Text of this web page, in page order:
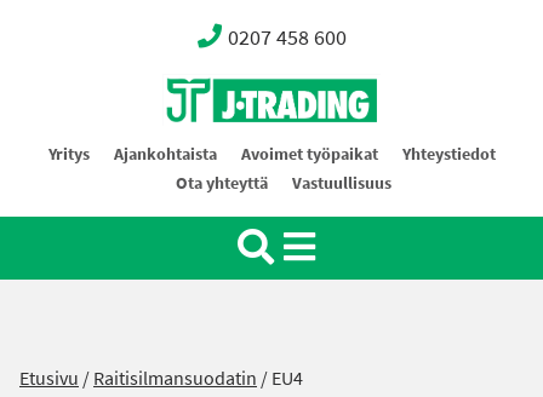
0207 458 600
Oy J-Trading Ab
Yritys Ajankohtaista Avoimet työpaikat
Yhteystiedot
Ota yhteyttä
Vastuullisuus
Etusivu /Raitisilmansuodatin /EU4